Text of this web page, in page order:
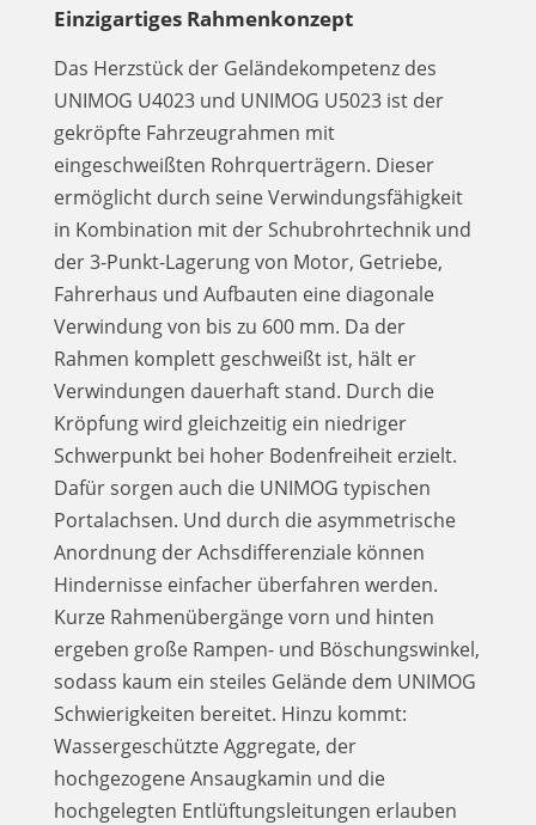
Einzigartiges Rahmenkonzept
Das Herzstück der Geländekompetenz des
UNIMOG U4023 und UNIMOG U5023 ist der
gekröpfte Fahrzeugrahmen mit
eingeschweißten Rohrquerträgern. Dieser
ermöglicht durch seine Verwindungsfähigkeit
in Kombination mit der Schubrohrtechnik und
der 3-Punkt-Lagerung von Motor, Getriebe,
Fahrerhaus und Aufbauten eine diagonale
Verwindung von bis zu 600 mm. Da der
Rahmen komplett geschweißt ist, hält er
Verwindungen dauerhaft stand. Durch die
Kröpfung wird gleichzeitig ein niedriger
Schwerpunkt bei hoher Bodenfreiheit erzielt.
Dafür sorgen auch die UNIMOG typischen
Portalachsen. Und durch die asymmetrische
Anordnung der Achsdifferenziale können
Hindernisse einfacher überfahren werden.
Kurze Rahmenübergänge vorn und hinten
ergeben große Rampen- und Böschungswinkel,
sodass kaum ein steiles Gelände dem UNIMOG
Schwierigkeiten bereitet. Hinzu kommt:
Wassergeschützte Aggregate, der
hochgezogene Ansaugkamin und die
hochgelegten Entlüftungsleitungen erlauben